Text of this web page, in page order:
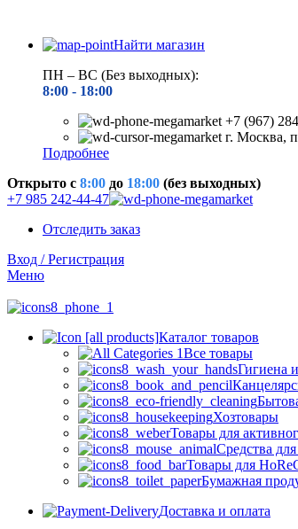
Найти магазин
ПН – ВС (Без выходных):
8:00 - 18:00
+7 (967)
г. Москва,
Подробнее
Открыто c 8:00 до 18:00 (без выходных)
+7 985 242-44-47
Отследить заказ
Вход / Регистрация
Меню
Каталог товаров
Все товары
Гигиена
Хозтовары
Товары для
Средства
Товары для
Бумажная
Доставка и оплата